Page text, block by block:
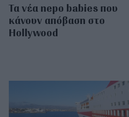
Τα νέα nepo babies που
κάνουν απόβαση στο
Hollywood